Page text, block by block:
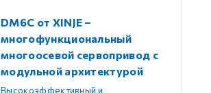
DM6C от XINJE –
многофункциональный
многоосевой сервопривод с
модульной архитектурой
Высокоэффективный и